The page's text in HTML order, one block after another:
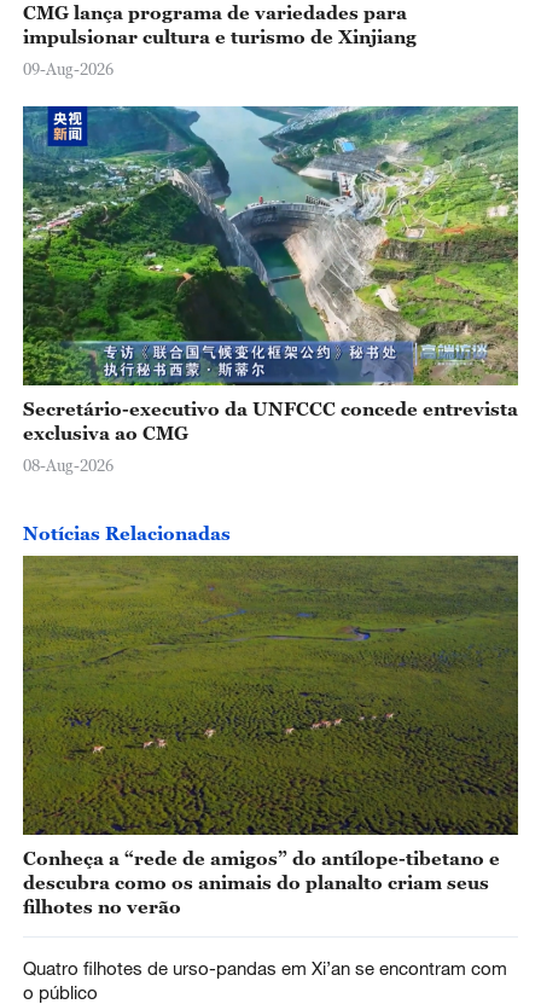
CMG lança programa de variedades para
impulsionar cultura e turismo de Xinjiang
09-Aug-2026
Secretário-executivo da UNFCCC concede entrevista
exclusiva ao CMG
08-Aug-2026
Notícias Relacionadas
Conheça a “rede de amigos” do antílope-tibetano e
descubra como os animais do planalto criam seus
filhotes no verão
Quatro filhotes de urso-pandas em Xi’an se encontram com
o público